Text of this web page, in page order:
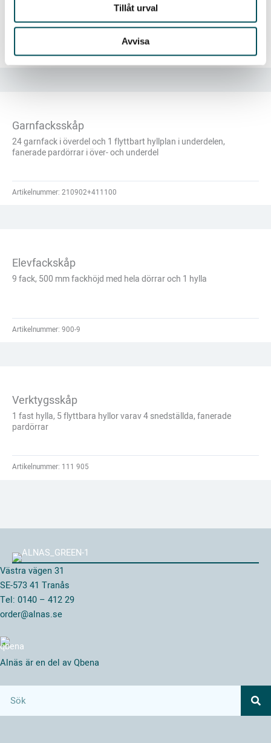
Tillåt urval
Avvisa
Artikelnummer:494 000.5
Garnfacksskåp
24 garnfack i överdel och 1 flyttbart hyllplan i underdelen,
fanerade pardörrar i över- och underdel
Artikelnummer: 210902+411100
Elevfackskåp
9 fack, 500 mm fackhöjd med hela dörrar och 1 hylla
Artikelnummer: 900-9
Verktygsskåp
1 fast hylla, 5 flyttbara hyllor varav 4 snedställda, fanerade
pardörrar
Artikelnummer: 111 905
Västra vägen 31
SE-573 41 Tranås
Tel: 0140 – 412 29
order@alnas.se
Alnäs är en del av Qbena